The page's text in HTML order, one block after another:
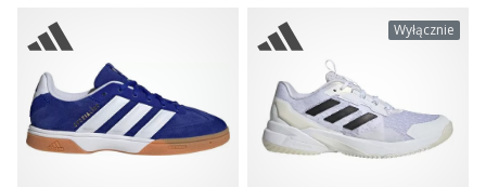
idealny
prezent!
Znajdź
buty,
ubrania
i…
Kolekcja
Komfort i amortyzacja
Dyscyplina
Wyłącznie